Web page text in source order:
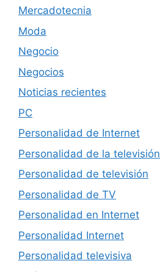
Mercadotecnia
Moda
Negocio
Negocios
Noticias recientes
PC
Personalidad de Internet
Personalidad de la televisión
Personalidad de televisión
Personalidad de TV
Personalidad en Internet
Personalidad Internet
Personalidad televisiva